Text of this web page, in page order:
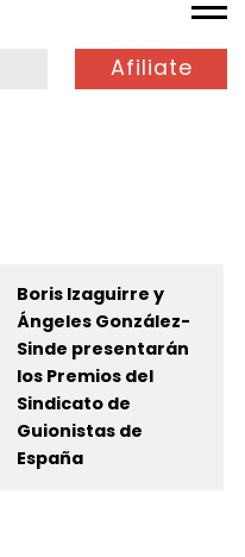
Afiliate
Boris Izaguirre y
Ángeles González-
Sinde presentarán
los Premios del
Sindicato de
Guionistas de
España